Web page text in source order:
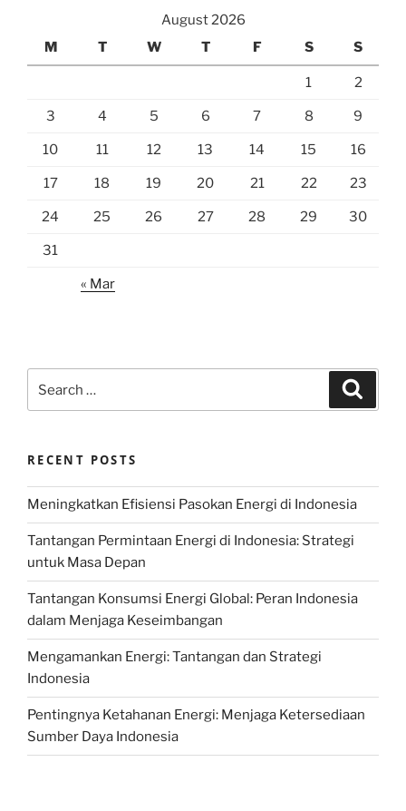
August 2026
M
T W T F S S
1 2
3 4 5 6 7 8 9
10 11 12 13 14 15 16
17 18 19 20 21 22 23
24 25 26 27 28 29 30
31
« Mar
for:
RECENT POSTS
Meningkatkan Efisiensi Pasokan Energi di Indonesia
Tantangan Permintaan Energi di Indonesia: Strategi
untuk Masa Depan
Tantangan Konsumsi Energi Global: Peran Indonesia
dalam Menjaga Keseimbangan
Mengamankan Energi: Tantangan dan Strategi
Indonesia
Pentingnya Ketahanan Energi: Menjaga Ketersediaan
Sumber Daya Indonesia